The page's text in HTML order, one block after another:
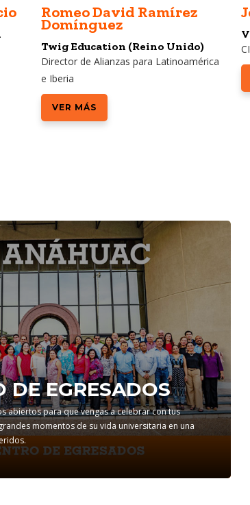
Romeo David Ramírez
Domínguez
Twig Education (Reino Unido)
Director de Alianzas para Latinoamérica
e Iberia
VER MÁS
DE EGRESADOS
abiertos para que vengas a celebrar con tus
momentos de su vida universitaria en una